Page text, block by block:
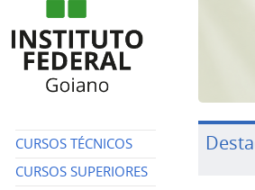
CURSOS TÉCNICOS
CURSOS SUPERIORES